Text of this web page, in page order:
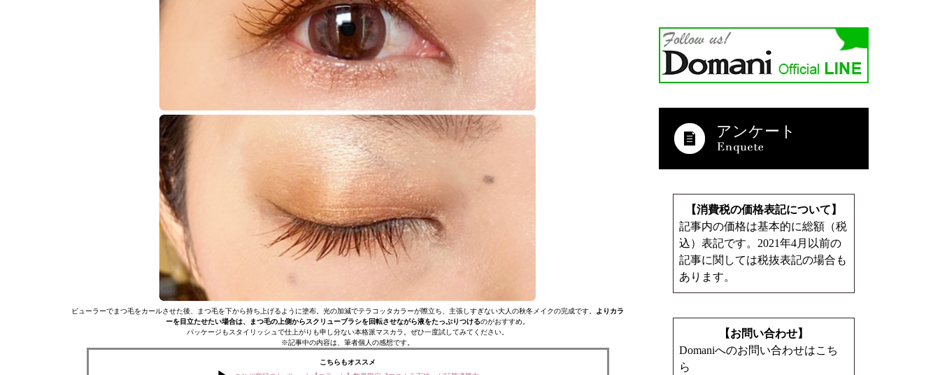
ビューラーでまつ毛をカールさせた後、まつ毛を下から持ち上げるように塗布。光の加減でテラコッタカラーが際立ち、主張しすぎない大人の秋冬メイクの完成です。 よりカラ
ーを目立たせたい場合は、まつ毛の上側からスクリューブラシを回転させながら液をたっぷりつけるのがおすすめ。
パッケージもスタイリッシュで仕上がりも申し分ない本格派マスカラ。ぜひ一度試してみてください。
※記事中の内容は、筆者個人の感想です。
こちらもオススメ
アンケート
【消費税の価格表記について】
記事内の価格は基本的に総額（税
込）表記です。2021年4月以前の
記事に関しては税抜表記の場合も
あります。
【お問い合わせ】
Domaniへのお問い合わせはこち
ら